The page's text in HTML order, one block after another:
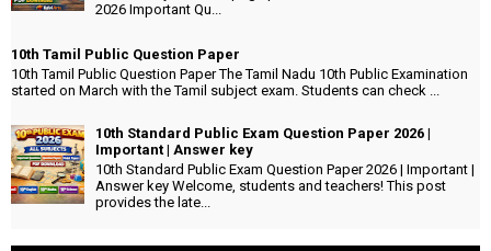
2026 Important Qu...
10th Tamil Public Question Paper
10th Tamil Public Question Paper The Tamil Nadu 10th Public Examination
started on March with the Tamil subject exam. Students can check ...
10th Standard Public Exam Question Paper 2026 |
Important | Answer key
10th Standard Public Exam Question Paper 2026 | Important |
Answer key Welcome, students and teachers! This post
provides the late...